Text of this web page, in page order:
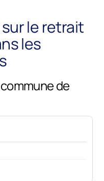
le retrait
les
de